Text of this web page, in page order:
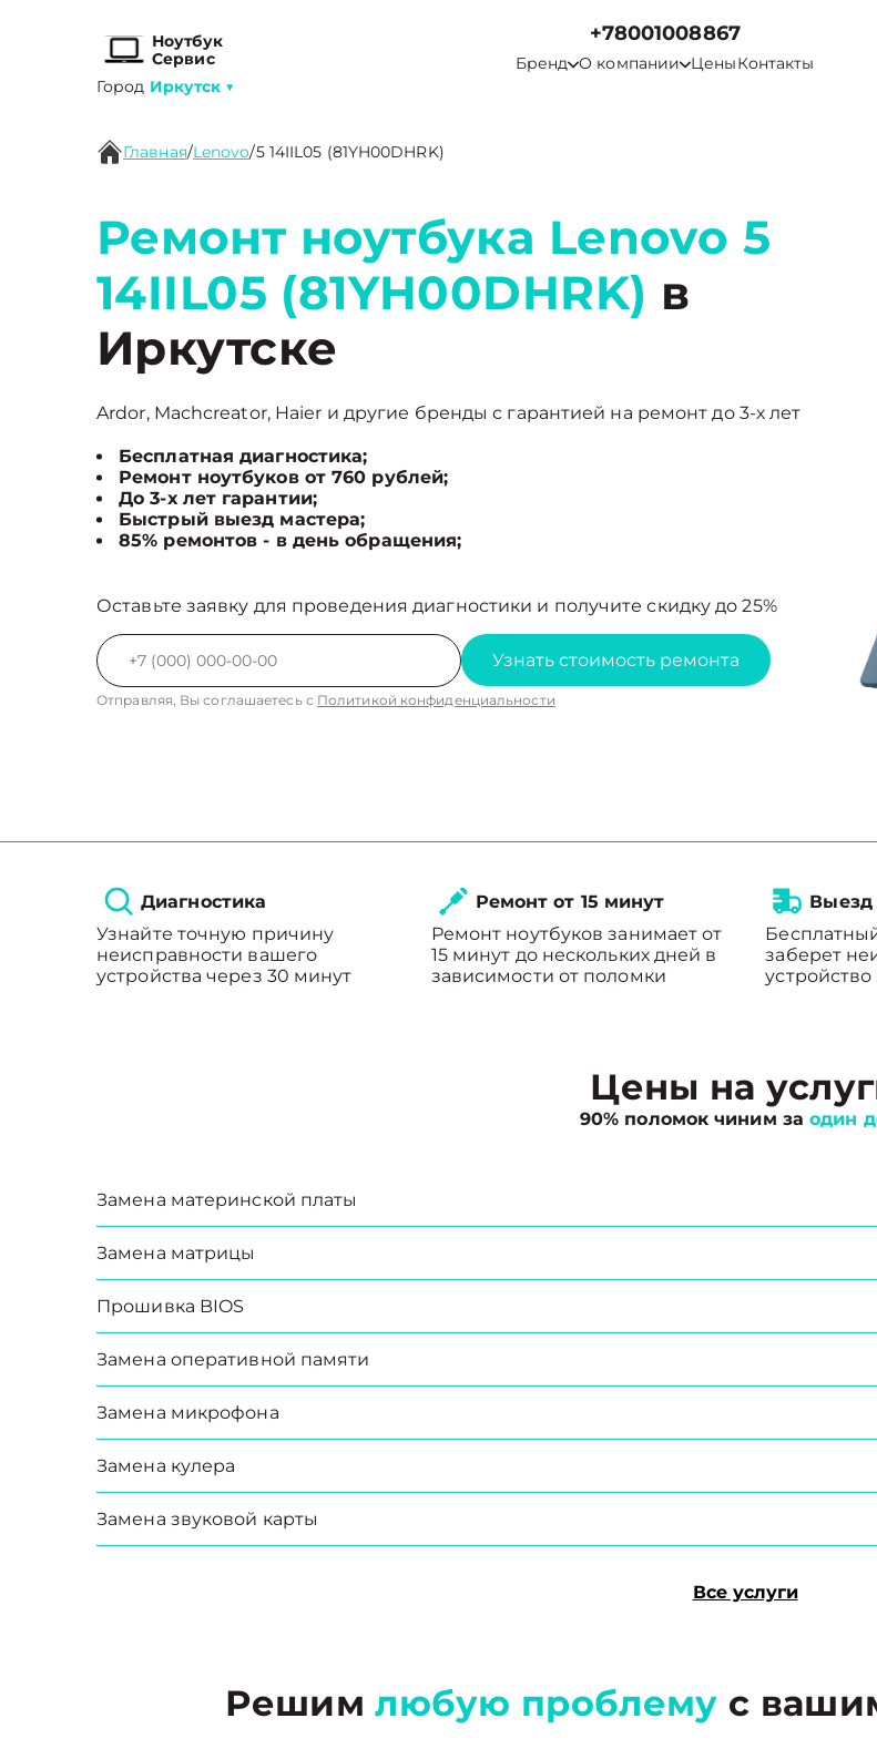
Ноутбук
Сервис
Город Иркутск ▼
+78001008867
Бренд О компании ЦеныКонтакты
Главная/Lenovo/5 14IIL05 (81YH00DHRK)
Ремонт ноутбука Lenovo 5
14IIL05 (81YH00DHRK) в
Иркутске
Ardor, Machcreator, Haier и другие бренды с гарантией на ремонт до 3-х лет
Бесплатная диагностика;
Ремонт ноутбуков от 760 рублей;
До 3-х лет гарантии;
Быстрый выезд мастера;
85% ремонтов - в день обращения;
Оставьте заявку для проведения диагностики и получите скидку до 25%
Узнать стоимость ремонта
Отправляя, Вы соглашаетесь с Политикой конфиденциальности
Диагностика
Узнайте точную причину
неисправности вашего
устройства через 30 минут
Ремонт от 15 минут
Ремонт ноутбуков занимает от
15 минут до нескольких дней в
зависимости от поломки
Выезд
заберет
Цены на
90% поломок чиним заодин
Замена материнской платы
Замена матрицы
Прошивка BIOS
Замена оперативной памяти
Замена микрофона
Замена кулера
Замена звуковой карты
Все услуги
Решимлюбую проблему с